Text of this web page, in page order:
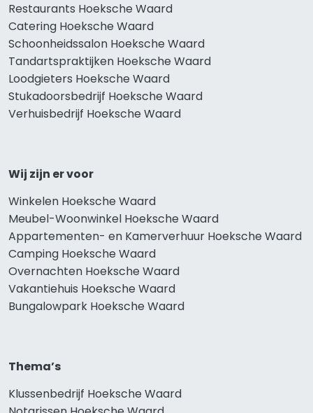
Restaurants Hoeksche Waard
Catering Hoeksche Waard
Schoonheidssalon Hoeksche Waard
Tandartspraktijken Hoeksche Waard
Loodgieters Hoeksche Waard
Stukadoorsbedrijf Hoeksche Waard
Verhuisbedrijf Hoeksche Waard
Wij zijn er voor
Winkelen Hoeksche Waard
Meubel-Woonwinkel Hoeksche Waard
Appartementen- en Kamerverhuur Hoeksche Waard
Camping Hoeksche Waard
Overnachten Hoeksche Waard
Vakantiehuis Hoeksche Waard
Bungalowpark Hoeksche Waard
Thema’s
Klussenbedrijf Hoeksche Waard